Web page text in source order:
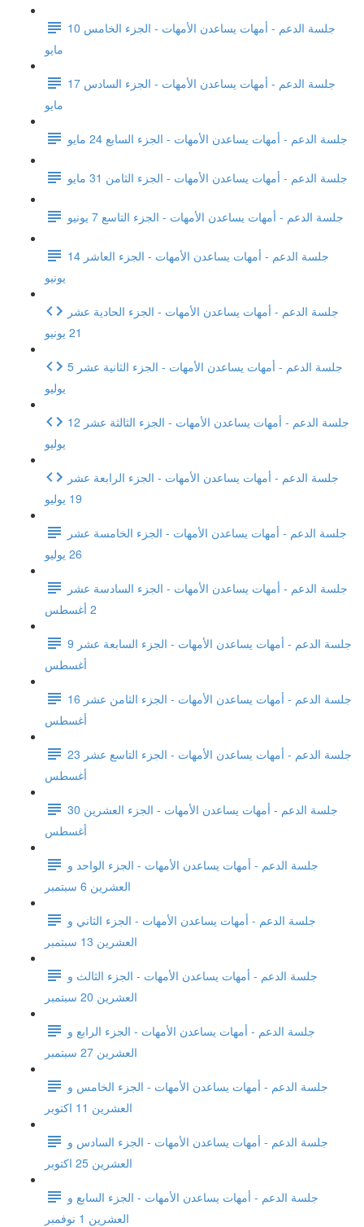
جلسة الدعم - أمهات يساعدن الأمهات - الجزء الخامس 10
مايو
جلسة الدعم - أمهات يساعدن الأمهات - الجزء السادس 17
مايو
جلسة الدعم - أمهات يساعدن الأمهات - الجزء السابع 24 مايو
جلسة الدعم - أمهات يساعدن الأمهات - الجزء الثامن 31 مايو
جلسة الدعم - أمهات يساعدن الأمهات - الجزء التاسع 7 يونيو
جلسة الدعم - أمهات يساعدن الأمهات - الجزء العاشر 14
يونيو
جلسة الدعم - أمهات يساعدن الأمهات - الجزء الحادية عشر
21 يونيو
جلسة الدعم - أمهات يساعدن الأمهات - الجزء الثانية عشر 5
يوليو
جلسة الدعم - أمهات يساعدن الأمهات - الجزء الثالثة عشر 12
يوليو
جلسة الدعم - أمهات يساعدن الأمهات - الجزء الرابعة عشر
19 يوليو
جلسة الدعم - أمهات يساعدن الأمهات - الجزء الخامسة عشر
26 يوليو
جلسة الدعم - أمهات يساعدن الأمهات - الجزء السادسة عشر
2 أغسطس
جلسة الدعم - أمهات يساعدن الأمهات - الجزء السابعة عشر 9
أغسطس
جلسة الدعم - أمهات يساعدن الأمهات - الجزء الثامن عشر 16
أغسطس
جلسة الدعم - أمهات يساعدن الأمهات - الجزء التاسع عشر 23
أغسطس
جلسة الدعم - أمهات يساعدن الأمهات - الجزء العشرين 30
أغسطس
جلسة الدعم - أمهات يساعدن الأمهات - الجزء الواحد و
العشرين 6 سبتمبر
جلسة الدعم - أمهات يساعدن الأمهات - الجزء الثاني و
العشرين 13 سبتمبر
جلسة الدعم - أمهات يساعدن الأمهات - الجزء الثالث و
العشرين 20 سبتمبر
جلسة الدعم - أمهات يساعدن الأمهات - الجزء الرابع و
العشرين 27 سبتمبر
جلسة الدعم - أمهات يساعدن الأمهات - الجزء الخامس و
العشرين 11 اكتوبر
جلسة الدعم - أمهات يساعدن الأمهات - الجزء السادس و
العشرين 25 اكتوبر
جلسة الدعم - أمهات يساعدن الأمهات - الجزء السابع و
العشرين 1 نوفمبر